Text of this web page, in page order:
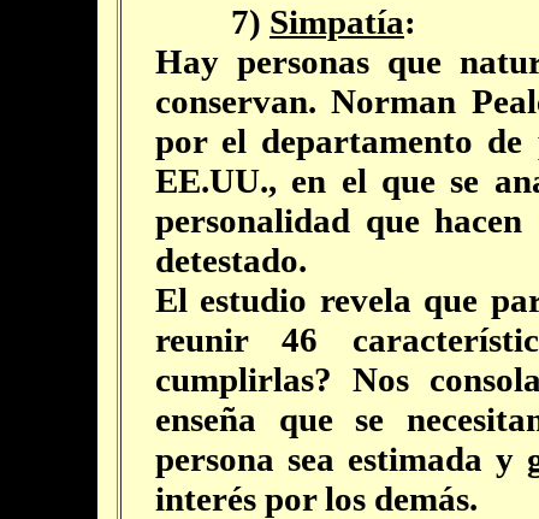
7) Simpatía:
Hay personas que
conservan. Norman
por el departamento de
EE.UU., en el que se
personalidad que
detestado.
El estudio revela que
reunir 46
cumplirlas? Nos
enseña que se
persona sea estimada y
interés por los demás.